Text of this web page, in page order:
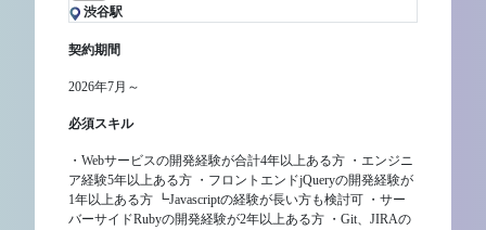
渋谷駅
契約期間
2026年7月～
必須スキル
・Webサービスの開発経験が合計4年以上ある方 ・エンジニ
ア経験5年以上ある方 ・フロントエンドjQueryの開発経験が
1年以上ある方 ┗Javascriptの経験が長い方も検討可 ・サー
バーサイドRubyの開発経験が2年以上ある方 ・Git、JIRAの